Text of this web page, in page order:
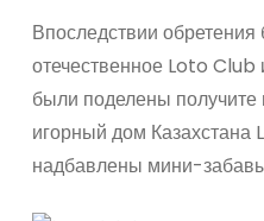
Впоследствии обретения
отечественное Loto
были поделены получите
игорный дом Казахстана
надбавлены мини-